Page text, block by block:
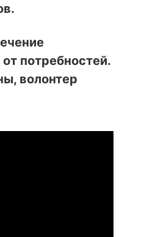
потребностей.
волонтер